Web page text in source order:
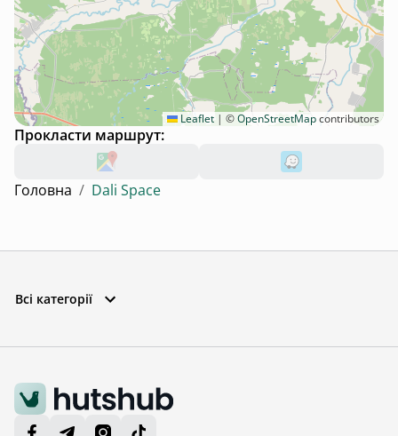
Leaflet | ©OpenStreetMapcontributors
Прокласти маршрут:
Головна / Dali Space
Всі категорії